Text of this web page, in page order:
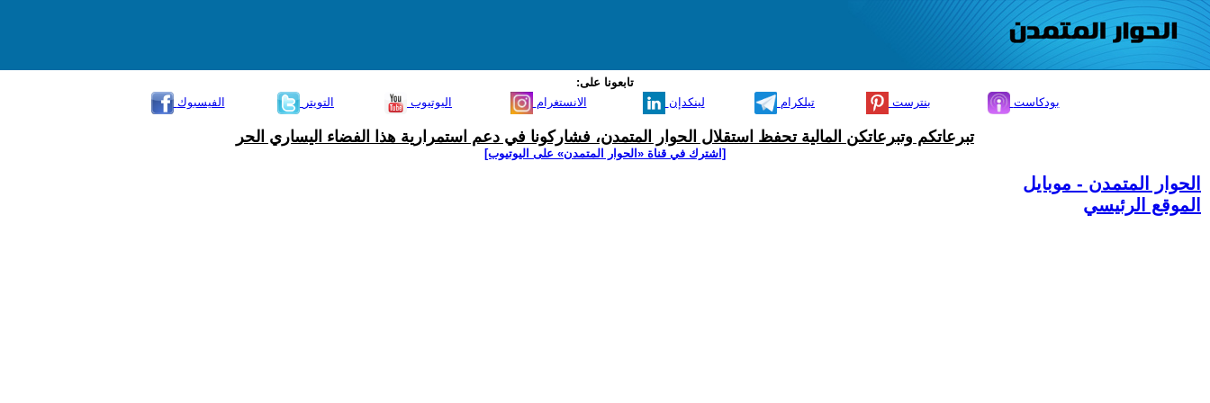
تابعونا على:
الفيسبوك
التويتر اليوتيوب الانستغرام لينكدإن تيلكرام بنترست بودكاست
تبرعاتكم وتبرعاتكن المالية تحفظ استقلال الحوار المتمدن، فشاركونا في دعم استمرارية هذا الفضاء اليساري الحر
[اشترك في قناة ‫«الحوار المتمدن» على اليوتيوب]
الحوار المتمدن - موبايل
الموقع الرئيسي